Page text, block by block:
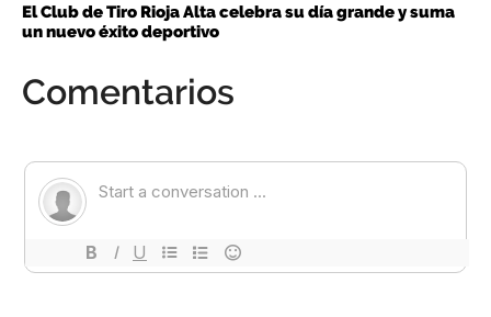
El Club de Tiro Rioja Alta celebra su día grande y suma
un nuevo éxito deportivo
Comentarios